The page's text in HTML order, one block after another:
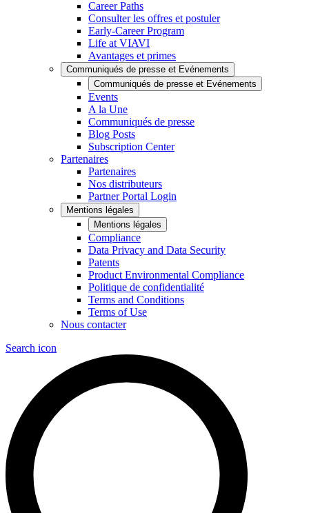
Career Paths
Consulter les offres et postuler
Early-Career Program
Life at VIAVI
Avantages et primes
Communiqués de presse et Evénements
Communiqués de presse et Evénements
Events
A la Une
Communiqués de presse
Blog Posts
Subscription Center
Partenaires
Partenaires
Nos distributeurs
Partner Portal Login
Mentions légales
Mentions légales
Compliance
Data Privacy and Data Security
Patents
Product Environmental Compliance
Politique de confidentialité
Terms and Conditions
Terms of Use
Nous contacter
Search icon